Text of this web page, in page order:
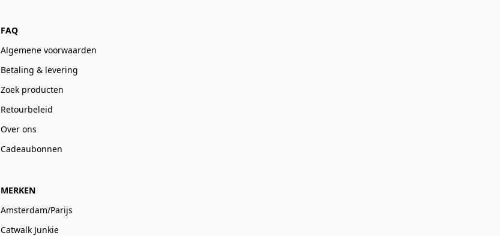
FAQ
Algemene voorwaarden
Betaling & levering
Zoek producten
Retourbeleid
Over ons
Cadeaubonnen
MERKEN
Amsterdam/Parijs
Catwalk Junkie